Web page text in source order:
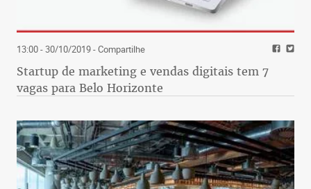
13:00 - 30/10/2019- Compartilhe
Startup de marketing e vendas digitais tem 7
vagas para Belo Horizonte